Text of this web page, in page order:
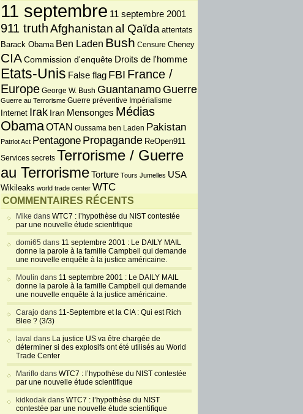
11 septembre 11 septembre 2001
911 truthAfghanistanal Qaïda attentats
Barack Obama Ben Laden Bush Censure Cheney
CIA Commission d'enquête Droits de l'homme
Etats-Unis False flag FBI France /
Europe George W. Bush Guantanamo Guerre
Guerre au Terrorisme Guerre préventive Impérialisme
Internet Irak Iran Mensonges Médias
ObamaOTAN Oussama ben Laden Pakistan
Patriot Act Pentagone Propagande ReOpen911
Services secrets Terrorisme / Guerre
au TerrorismeTorture Tours Jumelles USA
Wikileaks world trade center WTC
COMMENTAIRES RÉCENTS
Mike dans WTC7 : l’hypothèse du NIST contestée
par une nouvelle étude scientifique
domi65 dans 11 septembre 2001 : Le DAILY MAIL
donne la parole à la famille Campbell qui demande
une nouvelle enquête à la justice américaine.
Moulin dans 11 septembre 2001 : Le DAILY MAIL
donne la parole à la famille Campbell qui demande
une nouvelle enquête à la justice américaine.
Carajo dans 11-Septembre et la CIA : Qui est Rich
Blee ? (3/3)
laval dans La justice US va être chargée de
déterminer si des explosifs ont été utilisés au World
Trade Center
Mariflo dans WTC7 : l’hypothèse du NIST contestée
par une nouvelle étude scientifique
kidkodak dans WTC7 : l’hypothèse du NIST
contestée par une nouvelle étude scientifique